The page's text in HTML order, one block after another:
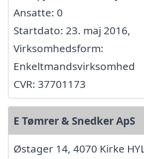
Ansatte: 0
Startdato: 23. maj 2016,
Virksomhedsform:
Enkeltmandsvirksomhed
CVR: 37701173
E Tømrer & Snedker ApS
Østager 14, 4070 Kirke